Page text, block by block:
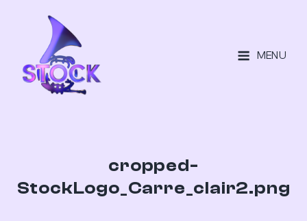
MENU
cropped-
StockLogo_Carre_clair2.png